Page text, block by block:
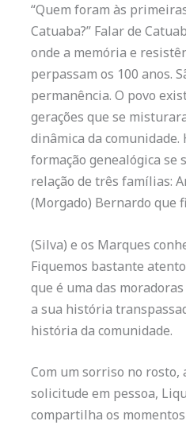
“Quem foram às
Catuaba?” Falar de
onde a memória e
perpassam os 100 anos.
permanência. O povo
gerações que se
dinâmica da comunidade.
formação genealógica se
relação de três famílias:
(Morgado) Bernardo que
(Silva) e os Marques
Fiquemos bastante
que é uma das
a sua história
história da comunidade.
Com um sorriso no rosto,
solicitude em pessoa,
compartilha os